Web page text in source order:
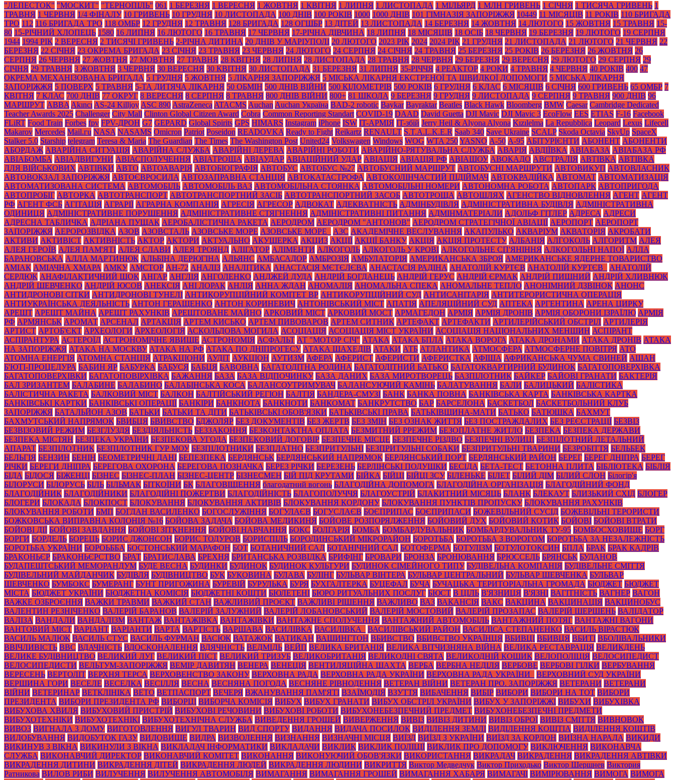
"ЛЕПЕСТОК" "МОСКИТ" "ТЕРНОПІЛЬ" 061 1 БЕРЕЗНЯ 1 ВЕРЕСНЯ 1 ЖОВТНЯ 1 КВІТНЯ 1 ЛИПНЯ 1 ЛИСТОПАДА 1 МІЛЬЯРД 1 МЛН ГРИВЕНЬ 1 СІЧНЯ 1 ТИСЯЧА ГРИВЕНЬ 1
ТРАВНЯ 1 ЧЕРВНЯ 1/4 ФІНАЛУ 10 ГРИВЕНЬ 10 ГРУДНЯ 10 ЛИСТОПАДА 100 ДНІВ 100 РОКІВ 1000 1000 ДНІВ 101 ГІМНАЗІЯ ЗАПОРІЖЖЯ 10449 11 МІСЯЦІВ 11 РОКІВ 110 БРИГАДА
ТРО 112 116 БРИГАДА ТРО 118 ОМБР 12 ГРУДНЯ 12 ТРАВНЯ 128 БРИГАДА 128 ОГШБР 13 ДІТЕЙ 13 ЛИСТОПАДА 14 БЕРЕЗНЯ 14 ЖОВТНЯ 14 ЛЮТОГО 15 ЖОВТНЯ 15 ТРАВНЯ 15-
80 15-РІЧНИЙ ХЛОПЕЦЬ 1580 16 ЛИПНЯ 16 ЛЮТОГО 16 ТРАВНЯ 17 ЧЕРВНЯ 17-РІЧНА ДІВЧИНА 18 ЛИПНЯ 18 МІСЯЦІВ 18 ОСІБ 18 ЧЕРВНЯ 19 БЕРЕЗНЯ 19 ЛЮТОГО 19 СЕРПНЯ
1944 1994 РІК 2 ВЕРЕСНЯ 2 ТИСЯЧІ ГРИВЕНЬ 2-РІЧНА ДИТИНА 20 ДНІВ У МАРІУПОЛІ 20 ЛЮТОГО 2023 РІК 2024 2024 РІК 21 ГРУДНЯ 21 ЛИСТОПАДА 21 ЛЮТОГО 21 ЧЕРВНЯ 22
БЕРЕЗНЯ 22 СІЧНЯ 23 ОКРЕМА БРИГАДА 23 СІЧНЯ 23 ТРАВНЯ 23 ЧЕРВНЯ 24 ЛЮТОГО 24 СЕРПНЯ 24 СІЧНЯ 24 ТРАВНЯ 25 БЕРЕЗНЯ 25 РОКІВ 26 БЕРЕЗНЯ 26 ЖОВТНЯ 26
СЕРПНЯ 26 ЧЕРВНЯ 27 ЖОВТНЯ 27 МОВТНЯ 27 ТРАВНЯ 28 КВІТНЯ 28 ЛИПНЯ 28 ЛИСТОПАДА 28 ТРАВНЯ 28 ЧЕРВНЯ 29 БЕРЕЗНЯ 29 ВЕРЕСНЯ 29 ЛЮТОГО 29 СЕРПНЯ 29
СІЧНЯ 29 ТРАВНЯ 3 ЖОВТНЯ 3 ЧЕРВНЯ 30 ВЕРЕСНЯ 30 КВІТНЯ 30 ЛИСТОПАДА 31 БЕРЕЗНЯ 31 ЛИПНЯ 35-РІЧЧЯ 4 РЕАКТОР 4 РОКИ 4 ТРАВНЯ 4 ЧЕРВНЯ 40 РОКІВ 400 47
ОКРЕМА МЕХАНІЗОВАНА БРИГАДА 5 ГРУДНЯ 5 ЖОВТНЯ 5 ЛІКАРНЯ ЗАПОРІЖЖЯ 5 МІСЬКА ЛІКАРНЯ ЕКСТРЕНОЇ ТА ШВИДКОЇ ДОПОМОГИ 5 МІСЬКА ЛІКАРНЯ
ЗАПОРІЖЖЯ 5 ПОВЕРХ 5 ТРАВНЯ 5-ТА ДИТЯЧА ЛІКАРНЯ 50 ОБМІН 500 ДНІВ ВІЙНИ 500 КІЛОМЕТРІВ 500 РОКІВ 6 ГРУДНЯ 6 КЛАС 6 МІСЯЦІВ 6 СІЧНЯ 600 ГРИВЕНЬ 65 ОМБР 7
КВІТНЯ 7 КЛАС 700 ДНІВ 77 ОКРУГ 8 ВЕРЕСНЯ 8 СЕРПНЯ 8 ТРАВНЯ 800 ДНІВ ВІЙНИ 800+ 81 ШКОЛА 9 БЕРЕЗНЯ 9 ГРУДНЯ 9 ЛИСТОПАДА 9 СЕРПНЯ 9 ТРАВНЯ 900 ДНІВ 96
МАРШРУТ ABBA Akıncı AS-24 Killjoy ASC 890 AstraZeneca ATACMS Auchan Auchan Україна BAD-2 robotic Baykar Bayraktar Beatles Black Нawk Bloomberg BMW Caesar Cambridge Dedicated
Teacher Awards 2025 Challenger City Mall Clinton Global Citizen Award Cobra Common Reporting Standart COVID-19 DAAD David Guetta DJI Mavic DJI Mavic 3 EcoFlow EES ETIAS F-16 Facebook
FLiRT Food Train Forbes fpv FPV-ДРОН G7 GEPARD Global Spirits GPS HIMARS Instagram iPhone ISW IT-АРМІЯ IT-збій Jerry Heil & Alyona Alyona Kızılelma La Repubblica Leopard Lexus Lifecell
Makarov Mercedes Mаil.гu NASA NASAMS Omicron Patriot Poseidon READOVKA Ready to Fight Reikartz RENAULT S.T.A.L.K.E.R Saab 340 Save Ukraine SCALP Skoda Octavia SkyUp SpaceX
Stalker 5.0 Starship telegram Teresa & Maria The Guardian The Times The Washington Post United24 Volkswagen Windows WOG WTA 250YASNO А-50 А-95 АБІТУРІЄНТИ АБОНЕНТ АБОНЕНТИ
АБОРДАЖ АВАРІЙНА СИТУАЦІЯ АВАРІЙНА СЛУЖБА АВАРІЙНІ ДЕРЕВА АВАРІЙНІ РОБОТИ АВАРІЙНО-РЯТУВАЛЬНА СЛУЖБА АВАРІЯ АВДІЇВКА АВІАБАЗА АВІАБАЗА РФ
АВІАБОМБА АВІАДВИГУНИ АВІАСПОЛУЧЕННЯ АВІАТРОЩА АВІАУДАР АВІАЦІЙНИЙ УДАР АВІАЦІЯ АВІАЦІЯ РФ АВІАШОУ АВОКАДО АВСТРАЛІЯ АВТІВКА АВТІВКА
ДЛЯ ВІЙСЬКОВИХ АВТІВКИ АВТО АВТОАВАРІЯ АВТОБІОГРАФІЯ АВТОБУС АВТОБУС №27 АВТОБУСНИЙ МАРШРУТ АВТОБУСНІ МАРШРУТИ АВТОВИКУП АВТОВЛАСНИК
АВТОВОКЗАЛ ЗАПОРІЖЖЯ АВТОЄВРОСИЛА АВТОЗАПРАВНА СТАНЦІЯ АВТОКАТАСТРОФА АВТОКОЛІНЧАСТИЙ ПІДІЙМАЧ АВТОКРАДІЙКА АВТОМАТ АВТОМАТИЗАЦІЯ
АВТОМАТИЗОВАНА СИСТЕМА АВТОМОБІЛЬ АВТОМОБІЛЬ ВАЗ АВТОМОБІЛЬНА СТОЯНКА АВТОМОБІЛЬНІ НОМЕРИ АВТОНОМНА РОБОТА АВТОПАРК АВТОПРИГОДА
АВТОПРОБІГ АВТОРКА АВТОТРАНСПОРТ АВТОТРАНСПОРТНИЙ ЗАСІБ АВТОТРАНСПОРТНИЙ ЗАСОБ АВТОТРОЩА АВТОШЛЯХ АГЕНСТВО ВІДНОВЛЕННЯ АГЕНТ АГЕНТ
РФ АГЕНТ ФСБ АГІТАЦІЯ АГРАРІЇ АГРАРНА КОМПАНІЯ АГРЕСІЯ АГРЕСОР АДВОКАТ АДЕКВАТНІСТЬ АДМІНБУДІВЛЯ АДМІНІСТРАТИВНА БУДІВЛЯ АДМІНІСТРАТИВНА
ОДИНИЦЯ АДМІНІСТРАТИВНЕ ПОРУШЕННЯ АДМІНІСТРАТИВНЕ СТЯГНЕННЯ АДМІНІСТРАТИВНІ ПИТАННЯ АДМІНМАТЕРІАЛИ АДОЛЬФ ГІТЛЕР АДРЕСА АДРЕСИ
АДРЕСНА ТАБЛИЧКА АДРІАНА ПУЩАК АЕРОБАЛІСТИЧНА РАКЕТА АЕРОДРОМ АЕРОДРОМ "АНТОНОВ" АЕРОДРОМ СТРАТЕГІЧНОЇ АВІАЦІЇ АЕРОПОРТ АЕРОПОРТ
ЗАПОРІЖЖЯ АЕРОРОЗВІДКА АЗОВ АЗОВСТАЛЬ АЗОВСЬКЕ МОРЕ АЗОВСЬКЕ МОРЕ_ АЗС АКАДЕМІЧНЕ ВЕСЛУВАННЯ АКАПУЛЬКО АКВАРІУМ АКВАТОРІЯ АКРОБАТИ
АКТИВИ АКТИВІСТ АКТИВНІСТЬ АКТОР АКТОРИ АКТУАЛЬНО АКУШЕРКА АКЦИЗ АКЦІЇ АКЦІЇ БАНКУ АКЦІЯ АКЦІЯ ПРОТЕСТУ АЛБАНІЯ АЛГОКОЛЬ АЛГОРИТМ АЛЕЯ
АЛЕЯ ГЕРОЇВ АЛЕЯ ПАМ'ЯТІ АЛЕЯ СЛАВИ АЛЕЯ ТРОЯНД АЛІГАТОР АЛІМЕНТИ АЛКОГОЛЬ АЛКОГОЛЬ У КРОВІ АЛКОГОЛЬНЕ СП'ЯНІННЯ АЛКОГОЛЬНІ НАПОЇ АЛЛА
БАРАНОВСЬКА АЛЛА МАРТИНЮК АЛЬБІНА ДЕРЮГІНА АЛЬЯНС АМБАСАДОР АМБРОЗІЯ АМБУЛАТОРІЯ АМЕРИКАНСЬКА ЗБРОЯ АМЕРИКАНСЬКЕ ЯДЕРНЕ ТОВАРИСТВО
АМІАК АМІАЧНА ХМАРА АМКУ АМСТОР АН-72 АНАЛІЗ АНАЛІТИКА АНАСТАСІЯ МЄТЄЛЄВА АНАСТАСІЯ РАДІНА АНАТОЛІЙ КУРТЄВ АНАТОЛІЙ КУРТЄВ_
АНАТОЛІЙ
СЕРДЮК АНАФІЛАКТИЧНИЙ ШОК АНГАР АНГЛІЯ АНГОЛЕНКО АНДЖЕЙ ДУДА АНДРІЙ БОГДАНЕЦЬ АНДРІЙ ГЕРУС АНДРІЙ ЄРМАК АНДРІЙ ПИШНИЙ АНДРІЙ ХЛИВНЮК
АНДРІЙ ШЕВЧЕНКО АНДРІЙ ЮСОВ АНЕКСІЯ АНІ ЛОРАК АНЛІЯ АННА ЖДАН АНОМАЛІЯ АНОМАЛЬНА СПЕКА АНОМАЛЬНЕ ТЕПЛО АНОНІМНИЙ ДЗВІНОК АНОНС
АНТИДРОНОВІ СІТКИ АНТИДРОНОВІ ТУНЕЛІ АНТИКОРУПЦІЙНИЙ КОМІТЕТ ВР АНТИКОРУПЦІЙНИЙ СУД АНТИСАНІТАРІЯ АНТИТЕРОРИСТИЧНА ОПЕРАЦІЯ
АНТИУКРАЇНСЬКА ДЕЯЛЬНІСТЬ АНТОН ГЕРАЩЕНКО АНТОН КОРИНЕВИЧ АНТОНІВСЬКИЙ МІСТ АПАТІЯ АПЕЛЯЦІЙНИЙ СУД АПТЕКА АРГЕНТИНА АРЕНА ЦИРКУ
АРЕШТ АРЕШТ МАЙНА АРЕШТ РАХУНКІВ АРЕШТОВАНЕ МАЙНО АРКОВИЙ МІСТ АРКОВИЙ МОСТ АРМАГЕДОН АРМІЯ АРМІЯ ДРОНІВ АРМІЯ ОБОРОНИ ІЗРАЇЛЮ АРМІЯ
РФ АРМЯНСЬК АРОМАТ АРСЕНАЛ АРТАКЦІЯ АРТЕМ КИСЬКО АРТЕМ ПИВОВАРОВ АРТЕМ СИТНИК АРТЕФАКТ АРТЕФАКТИ АРТИЛЕРІЙСЬКИЙ ОБСТРІЛ АРТИЛЕРІЯ
АРТИСТ АРТОБ'ЄКТ АРХЕОЛОГИ АРХЕОЛОГІЯ АСКОЛЬДОВА МОГИЛА АСОЦІАЦІЯ АСОЦІАЦІЯ МІСТ УКРАЇНИ АСОЦІАЦІЯ НАЦІОНАЛЬНИХ МЕНШИН АСПІРАНТ
АСПІРАНТУРА АСТЕРОЇД АСТРОНОМІЧНЕ ЯВИЩЕ АСТРОНОМІЯ АСФАЛЬТ АТ "МОТОР СІЧ" АТАКА АТАКА БПЛА АТАКА ВОРОГА АТАКА ДРОНАМИ АТАКА ДРОНІВ АТАКА
НА ЗАПОРІЖЖЯ АТАКА НА МОСКВУ АТАКА НА РФ АТАКА ПО ДНІПРОГЕСУ АТАКА ШАХЕДІВ АТАКИ АТБ АТЛАНТИКА АТМОСФЕРА АТМОСФЕРНЕ ПОВІТРЯ АТО
АТОМНА ЕНЕРГІЯ АТОМНА СТАНЦІЯ АТРАКЦІОНИ АУДІТ АУКЦІОН АУТИЗМ АФЕРА АФЕРИСТ АФЕРИСТИ АФЕРИСТКА АФІША АФРИКАНСЬКА ЧУМА СВИНЕЙ АШАН
Б'ЮТІ-ПРОЦЕДУРА БАБИН ЯР БАБУРКА БАБУСЯ БАБЦЯ БАВОВНА БАГАТОДІТНА РОДИНА БАГАТОДІТНИЙ БАТЬКО БАГАТОКВАРТИРНИЙ БУДИНОК БАГАТОПОВЕРХІВКА
БАГАТОПОВЕРХІВКИ БАГАТОПОВІРХІВКА БАЖАННЯ БАЗА БАЗА ВІДПОЧИНКУ БАЗА ДАНИХ БАЗА МИРОТВОРЕЦЬ БАЗПІЛОТНИК БАЙКЕР БАЙОВІ ГРАНАТИ БАКТЕРІЯ
БАЛ ЗРИЗАНТЕМ БАЛАБИНЕ БАЛАБИНО БАЛАБІНСЬКА КОСА БАЛАНСОУТРИМУВАЧ БАЛАНСУЮЧИЙ КАМІНЬ БАЛАТУВАННЯ БАЛИ БАЛИЦЬКИЙ БАЛІСТИКА
БАЛІСТИЧНА РАКЕТА БАЛКОВИЙ МІСТ БАЛКОН БАЛТІЙСЬКИЙ РЕГІОН БАЛТІЯ БАНДЕРА-СМУЗІ БАНК БАНКА ПОВНА БАНКІВСЬКА КАРТА БАНКІВСЬКА КАРТКА
БАНКІВСЬКІ КАРТКИ БАНКІВСЬКІ ОПЕРАЦІЇ БАНКІРИ БАНКНОТА БАНКНОТИ БАНКОМАТ БАНКРУТСТВО БАР БАРСЕЛОНА БАСКЕТБОЛ БАСКЕТБОЛЬНИЙ КЛУБ
ЗАПОРІЖЖЯ БАТАЛЬЙОН АЗОВ БАТЬКИ БАТЬКИ ТА ДІТИ БАТЬКІВСЬКІ ОБОВ'ЯЗКИ БАТЬКІВСЬКІ ПРАВА БАТЬКІВЩИНА-МАТИ БАТЬКО БАТЮШКА БАХМУТ
БАХМУТСЬКИЙ НАПРЯМОК БВИБЦЯ БВИВСТВО БДЖОЛЯР БЕЗ ДОКУМЕНТІВ БЕЗ ЖЕРТВ БЕЗ ЗМІН БЕЗ ОЗНАК ЖИТТЯ БЕЗ ПОСТРАЖДАЛИХ БЕЗ РЕЄСТРАЦІЇ БЕЗВІЗ
БЕЗВІЗОВИЙ РЕЖИМ БЕЗГЛУЗДЯ БЕЗДІЯЛЬНІСТЬ БЕЗЗАКОННЯ БЕЗКОНТАКТНА ОПЛАТА БЕЗМИТНИЙ РРЕЖИМ БЕЗОПЛАТНЕ ЖИТЛО БЕЗПЕКА БЕЗПЕКА ДЕРЖАВИ
БЕЗПЕКА МІСТЯН БЕЗПЕКА УКРАЇНИ БЕЗПЕКОВА УГОДА БЕЗПЕКОВИЙ ДОГОВІР БЕЗПЕЧНЕ МІСЦЕ БЕЗПЕЧНЕ РІЗДВО БЕЗПЕЧНІ ВУЛИЦІ БЕЗПІЛОТНИЙ ЛЕТАЛЬНИЙ
АПАРАТ БЕЗПІЛОТНИК БЕЗПІЛОТНИК ГУР МОУ БЕЗПІЛОТНИКИ БЕЗПЛАТНО БЕЗПРИТУЛЬНІ БЕЗПРИТУЛЬНІ СОБАКИ БЕЗПРИТУЛЬНІ ТВАРИНИ БЕЗРОБІТТЯ БЕЛЬБЕК
БЕЛЬГІЯ БЕНЗИН БЕНІН БЕОМЕТРИЧНІ ДАНІ БЕПЕЗПЕКА БЕРДЯНСЬК БЕРДЯНСЬКИЙ НАПРЯМОК БЕРДЯНСЬКИЙ ПОРТ БЕРДЯНСЬКИЙ РАЙОН БЕРЕГ БЕРЕГ ДНІПРА БЕРЕГ
РІЧКИ БЕРЕГИ ДНІПРА БЕРЕГОВА ОХОРОНА БЕРЕГОВА ПОЗНАЧКА БЕРЕЗ РІЧКИ БЕРЕЗЕНЬ БЕРЛІНСЬКІ ПОДУШКИ БЕСІДА БЕТА-ТЕСТ БЕТОННА ПЛИТА БІБЛІОТЕКА БІБЛІЯ
БІДА БІДОСЯ БІЖЕНЦІ БІЗНЕС БІЗНЕС-ПЛАН БІЗНЕС-ЦЕНТР БІЗНЕСМЕН БІЙ ПІД КРУТАМИ БІЙКА БІЙЦІ БІЙЦІ ЗСУ БІЛЕНЬКЕ БІЛЕТ БІЛИЙ ДІМ БІЛИЙ СЛОН Білогір'я
БІЛОРУСИ БІЛОРУСЬ БІЛЬ БІЛЬМАК БІТКОЇНИ БК БЛАГОВІЩЕННЯ благодатний вогонь БЛАГОДІЙНА ДОПОМОГА БЛАГОДІЙНА ОРГАНІЗАЦІЯ БЛАГОДІЙНИЙ ФОНД
БЛАГОДІЙНИК БЛАГОДІЙНИКИ БЛАГОДІЙНІ ПОЖЕРТВИ БЛАГОДІЙНІСТЬ БЛАГОПОЛУЧЧЯ БЛАГОУСТРІЙ БЛАКИТНИЙ МІСЯЦЬ БЛАНК БЛЕКАУТ БЛИЗЬКИЙ СХІД БЛОГЕР
БЛОГЕРИ БЛОКАДА БЛОКПОСТ БЛОКУВАННЯ БЛОКУВАННЯ АКТИВІВ БЛОКУВАННЯ КОРДОНУ БЛОКУВАННЯ ПУНКТІВ ПРОПУСКУ БЛОКУВАННЯ РАХУНКІВ
БЛОКУВАННЯ РОБОТИ БМП БОГДАН ВАСИЛЕНКО БОГОСЛУЖІННЯ БОГУЛАЄВ БОГУСЛАЄВ БОЄПРИПАС БОЄПРИПАСИ БОЖЕВІЛЬНИЙ СУСІД БОЖЕВІЛЬНІ ТЕРОРИСТИ
БОЖКОВСЬКА ВИПРАВНА КОЛОНІЯ №16 БОЙОВА ЗАДАЧА БОЙОВА МЕДИКИНЯ БОЙОВЕ РОЗПОРЯДЖЕННЯ БОЙОВИЙ ДУХ БОЙОВИЙ КОТИК БОЙОВІ БОЙОВІ ВТРАТИ
БОЙОВІ ДІЇ БОЙОВІ ЗАВДАННЯ БОЙОВІ ЗІТКНЕННЯ БОЙОВІ НАВЧАННЯ БОКС БОЛГАРІЯ БОМБА БОМБАРДУВАЛЬНИК БОМБАРДУВАЛЬНИК ТУ-95 БОМБОСХОВИЩЕ БОРГ
БОРГИ БОРДЕЛЬ БОРЕЦЬ БОРИС ДЖОНСОН БОРИС ТОДУРОВ БОРИСПІЛЬ БОРОДИНСЬКИЙ МІКРОРАЙОН БОРОТЬБА БОРОТЬБА З ВОРОГОМ БОРОТЬБА ЗА НЕЗАЛЕЖНІСТЬ
БОРОТЬБА УКРАЇНИ БОРОЬББА БОСТОНСЬКИЙ МАРАФОН БОТ БОТАНИЧНИЙ САД БОТАНІЧНИЙ САД БОТОФЕРМА БОТУЛІЗМ БОТУЛОТОКСИН БПЛА БРАК БРАК КАДРІВ
БРАКОНЬЄР БРАКОНЬЄРСТВО БРАТ БРАТИСЛАВА БРЕХНЯ БРИТАНСЬКА РОЗВІДКА БРИФІНГ БРОВАРИ БРОНЗА БРОНЮВАННЯ БРЮССЕЛЬ БРЯНСЬК БУДАНОВ
БУДАПЕШТСЬКИЙ МЕМОРАНДУМ БУДЕ ВЕСНА БУДИНКИ БУДИНОК БУДИНОК КУЛЬТУРИ БУДИНОК СІМЕЙНОГО ТИПУ БУДІВЕЛЬНА КОМПАНІЯ БУДІВЕЛЬНЕ СМІТТЯ
БУДІВЕЛЬНИЙ МАЙДАНЧИК БУДІВЛЯ БУДІВНИЦТВО БУК БУКОВИНА БУЛАВА БУЛІНГ БУЛЬВАР ВІНТЕРА БУЛЬВАР ЦЕНТРАЛЬНИЙ БУЛЬВАР ШЕВЧЕНКА БУЛЬВАР
ШЕВЧЕНКО БУМБОКС БУМЕРАНГ БУНТ ПРИГОЖИНА БУРЕВІЙ БУРУЛЬКА БУРЯ БУХГАЛТЕРКА БУЦЕФАЛ БУЧА БУЧАЦЬКА ТЕРИТОРІАЛЬНА ГРОМАДА БЮДЖЕТ БЮДЖЕТ
МІСТА БЮДЖЕТ УКРАЇНИ БЮДЖЕТНА КОМІСІЯ БЮДЖЕТНІ КОШТИ БЮЛЕТЕНІ БЮРО РИТУАЛЬНИХ ПОСЛУГ БЮСТ В ЦІЛЬ В'ЯЗНИЦЯ В'ЯЗНІ ВАГІТНІСТЬ ВАГНЕР ВАГОН
ВАЖКЕ ОЗБРОЄННЯ ВАЖКИ ТРАВМИ ВАЖКИЙ СТАН ВАЖЛИВИЙ ПРОЄКТ ВАЖЛИВІ РІШЕННЯ ВАЖЛИВО ВАЗ ВАКАНСІЯ ВАКС ВАКЦИНА ВАКЦИНАЦІЯ ВАКЦИНОБУС
ВАЛЕНТИН РЕЗНІЧЕНКО ВАЛЕРІЙ БАРАНОВ ВАЛЕРІЙ ЗАЛУЖНИЙ ВАЛЕРІЙ ЛОБАНОВСЬКИЙ ВАЛЕРІЙ МОСТОВИЙ ВАЛЕРІЙ ПРОЗАПАС ВАЛЕРІЙ ШЕРШЕНЬ ВАЛІДАТОР
ВАЛІЗА ВАНДАЛИ ВАНДАЛІЗМ ВАНТАЖ ВАНТАЖІВКА ВАНТАЖІВКИ ВАНТАЖНЕ СПОЛУЧЕННЯ ВАНТАЖНИЙ АВТОМОБІЛЬ ВАНТАЖНИЙ ПОТЯГ ВАНТАЖНІ ВАГОНИ
ВАНТОВИЙ МІСТ ВАРІАНТ ВАРІАНТИ ВАРТА ВАРТІСТЬ ВАРШАВА ВАСИЛІВКА ВАСИЛІВКА_ ВАСИЛІВСЬКИЙ РАЙОН ВАСИЛІСА СТЕПАНЕНКО ВАСИЛЬ ВІРАСТЮК
ВАСИЛЬ МАЛЮК ВАСИЛЬ СТУС ВАСИЛЬ ФУРМАН ВАСЮК ВАТАЖОК ВАТИКАН ВАШИНГТОН ВБИВСТВО ВБИВСТВО УКРАЇНЦЯ ВБИВЦІ ВБИВЦЯ ВБИТІ ВБОЛІВАЛЬНИКИ
ВВІЧЛИВІСТЬ ВВС ВДАЧНІСТЬ ВДОСКОНАЛЕННЯ ВДЯЧНІСТЬ ВЕДМІДЬ ВЕЙП ВЕЛИКА БРИТАНІЯ ВЕЛИКА ВІТЧИЗНЯНА ВІЙНА ВЕЛИКА РЕСТАВРАЦІЯ ВЕЛИКДЕНЬ
ВЕЛИКЕ БУДІВНИЦТВО ВЕЛИКИЙ ЛУГ ВЕЛИКИЙ ПІСТ ВЕЛИКИЙ ТРИЗУБ ВЕЛИКОБРИТАНІЯ ВЕЛИКОДНІ СВЯТА ВЕЛИКОДНІЙ КОШИК ВЕЛОПОЛІЦІЯ ВЕЛОСИПЕДИСТ
ВЕЛОСИПЕДИСТИ ВЕЛЬТУМ-ЗАПОРІЖЖЯ ВЕМІР ДАВИТЯН ВЕНЕРА ВЕНЕЦІЯ ВЕНТИЛЯЦІЙНА ШАХТА ВЕРБА ВЕРБНА НЕДІЛЯ ВЕРБОВЕ ВЕРБОВІ ГІЛКИ ВЕРБУВАННЯ
ВЕРЕСЕНЬ ВЕРТОЛІТ ВЕРХНЯ ТЕРСА ВЕРХОВЕНСТВО ЗАКОНУ ВЕРХОВНА РАДА ВЕРХОВНА РАДА УКРАЇНИ ВЕРХОВНА РАДА УКРАЇНИ_
ВЕРХОВНИЙ СУД УКРАЇНИ
ВЕРШИНА ГОРИ ВЕСЕЛЕ ВЕСЕЛКА ВЕСІЛЛЯ ВЕСНА ВЕСНЯНА ПОГОДА ВЕСНЯНЕ РІВНОДЕННЯ ВЕТЕРАН ВІЙНИ ВЕТЕРАН ПРО. ЗАПОРІЖЖЯ ВЕТЕРАНИ ВЕТЕРАНИ
ВІЙНИ ВЕТЕРИНАР ВЕТКЛІНІКА ВЕТО ВЕТПАСПОРТ ВЕЧЕРЯ ВЖАНУВАННЯ ПАМ'ЯТІ ВЗАЇМОДІЯ ВЗУТТЯ ВИБАЧЕННЯ ВИБІР ВИБОРИ ВИБОРИ НА ТОТ ВИБОРИ
ПРЕЗИДЕНТА ВИБОРИ ПРЕЗИДЕНТА РФ ВИБОРЦІ ВИБОРЧА КОМІСІЯ ВИБУХ ВИБУХ ГРАНАТИ ВИБУХ ОБСТРІЛ УКРАЇНИ ВИБУХ У ЗАПОРІЖЖІ ВИБУХИ ВИБУХІВКА
ВИБУХОВА ХВИЛЯ ВИБУХОВИЙ ПРИСТРІЙ ВИБУХОВІ РЕЧОВИНИ ВИБУХОВІ РОБОТИ ВИБУХОНЕБЕЗПЕЧНИЙ ПРЕДМЕТ ВИБУХОНЕБЕЗПЕЧНІ ПРЕДМЕТИ
ВИБУХОТЕХНІКИ ВИБУХОТЕХНІКІ ВИБУХОТЕХНІЧНА СЛУЖБА ВИВЕДЕННЯ ГРОШЕЙ ВИВЕРЖЕННЯ ВИВІЗ ВИВІЗ ДИТИНИ ВИВІЗ ОБРОЇ ВИВІЗ СМІТТЯ ВИВНОВОК
ВИВОЗ ВИГНАЛА З ДОМУ ВИГОТОВЛЕННЯ ВИГУЛ ТВАРИН ВИД СПОРТУ ВИДАННЯ ВИДАЧА ПОСИЛОК ВИДІЛЕННЯ ЗЕМЛІ ВИДІЛЕННЯ КОШТІА ВИДІЛЕННЯ КОШТІВ
ВИДОБУВАННЯ ВИДОБУТОК ГАЗУ ВИДОВИЩЕ ВИДРА ВИЗВОЛЕННЯ ВИЗНАННЯ ВИЗНАЧНІ МІСЦЯ ВИЇЗД ВИЇЗД З УКРАЇНИ ВИЇЗД ЗА КОРДОН ВИЇЗНА НАРАДА ВИКИДИ
ВИКИНУВ З ВІКНА ВИКИНУЛИ З ВІКНА ВИКЛАДАЧ ІНФОРМАТИКИ ВИКЛАДАЧИ ВИКЛИК ВИКЛИК ПОЛІЦІЇ ВИКЛИК ПРО ДОПОМОГУ ВИКЛЮЧЕННЯ ВИКОНАВЧА
СЛУЖБА ВИКОНАВЧИЙ ДИРЕКТОР ВИКОНАВЧИЙ КОМІТЕТ ВИКОНАННЯ ВИКОНУЮЧИЙ ОБОВ'ЯЗКИ ВИКОРИСТАННЯ ВИКРАДАЧ ВИКРАДЕННЯ ВИКРАДЕННЯ АВТІВКИ
ВИКРАДЕННЯ ДИТИНИ ВИКРАДЕННЯ ДІТЕЙ ВИКРАДЕННЯ ЛЮДЕЙ ВИКРАДЕННЯ ЛЮДИНИ ВИКРИТТЯ Виктор Медведчук Виктор Приходько Виктор Шершнев Виктория
Ратникова ВИЛОВ РИБИ ВИЛУЧЕННЯ ВИЛУЧЕННЯ АВТОМОБІЛЯ ВИМАГАННЯ ВИМАГАННЯ ГРОШЕЙ ВИМАГАННЯ ХАБАРЯ ВИМАГАЧІ ВИМІРЮВАННЯ ВИМОГА ВИМОГА